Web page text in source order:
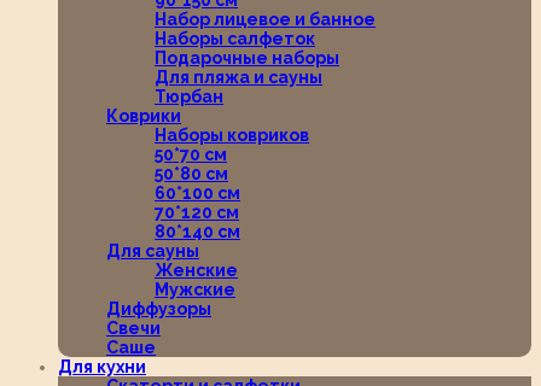
Набор лицевое и банное
Наборы салфеток
Подарочные наборы
Для пляжа и сауны
Тюрбан
Коврики
Наборы ковриков
50*70 см
50*80 см
60*100 см
70*120 см
80*140 см
Для сауны
Женские
Мужские
Диффузоры
Свечи
Саше
Для кухни